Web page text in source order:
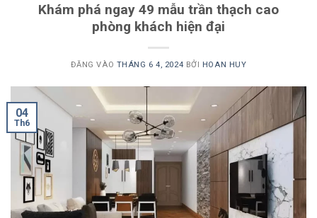
Khám phá ngay 49 mẫu trần thạch cao
phòng khách hiện đại
ĐĂNG VÀO THÁNG 6 4, 2024 BỞI HOAN HUY
04
Th6